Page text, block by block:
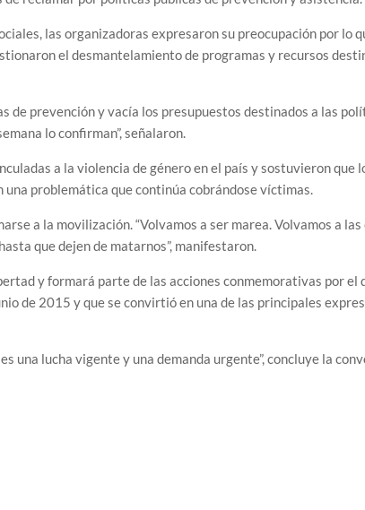
las organizadoras expresaron su preocupación por lo
el desmantelamiento de programas y recursos
de prevención y vacía los presupuestos destinados a las
lo confirman”, señalaron.
a la violencia de género en el país y sostuvieron que
problemática que continúa cobrándose víctimas.
a la movilización. “Volvamos a ser marea. Volvamos a
que dejen de matarnos”, manifestaron.
y formará parte de las acciones conmemorativas por el
de 2015 y que se convirtió en una de las principales
una lucha vigente y una demanda urgente”, concluye la